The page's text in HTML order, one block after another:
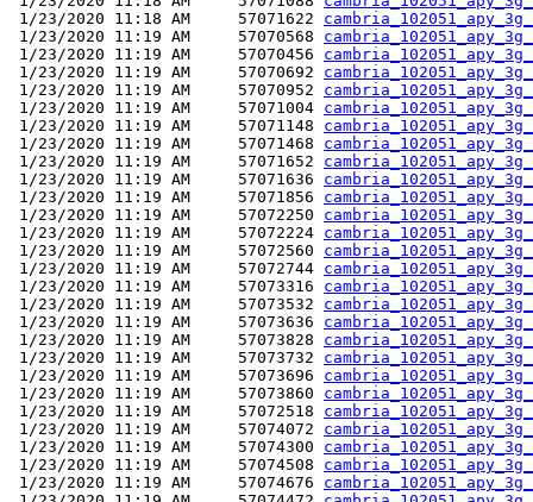
1/23/2020 11:18 AM     57071622
1/23/2020 11:19 AM     57070568
1/23/2020 11:19 AM     57070456
1/23/2020 11:19 AM     57070692
1/23/2020 11:19 AM     57070952
1/23/2020 11:19 AM     57071004
1/23/2020 11:19 AM     57071148
1/23/2020 11:19 AM     57071468
1/23/2020 11:19 AM     57071652
1/23/2020 11:19 AM     57071636
1/23/2020 11:19 AM     57071856
1/23/2020 11:19 AM     57072250
1/23/2020 11:19 AM     57072224
1/23/2020 11:19 AM     57072560
1/23/2020 11:19 AM     57072744
1/23/2020 11:19 AM     57073316
1/23/2020 11:19 AM     57073532
1/23/2020 11:19 AM     57073636
1/23/2020 11:19 AM     57073828
1/23/2020 11:19 AM     57073732
1/23/2020 11:19 AM     57073696
1/23/2020 11:19 AM     57073860
1/23/2020 11:19 AM     57072518
1/23/2020 11:19 AM     57074072
1/23/2020 11:19 AM     57074300
1/23/2020 11:19 AM     57074508
1/23/2020 11:19 AM     57074676